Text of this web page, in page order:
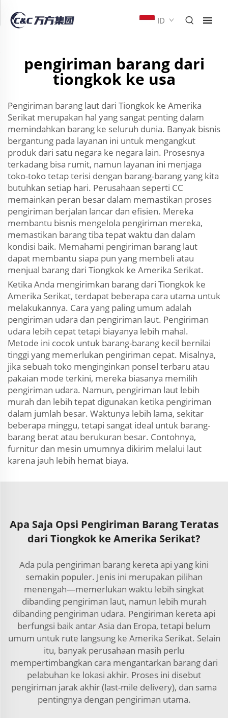
ID
pengiriman barang dari
tiongkok ke usa
Pengiriman barang laut dari Tiongkok ke Amerika
Serikat merupakan hal yang sangat penting dalam
memindahkan barang ke seluruh dunia. Banyak bisnis
bergantung pada layanan ini untuk mengangkut
produk dari satu negara ke negara lain. Prosesnya
terkadang bisa rumit, namun layanan ini menjaga
toko-toko tetap terisi dengan barang-barang yang kita
butuhkan setiap hari. Perusahaan seperti CC
memainkan peran besar dalam memastikan proses
pengiriman berjalan lancar dan efisien. Mereka
membantu bisnis mengelola pengiriman mereka,
memastikan barang tiba tepat waktu dan dalam
kondisi baik. Memahami pengiriman barang laut
dapat membantu siapa pun yang membeli atau
menjual barang dari Tiongkok ke Amerika Serikat.
Ketika Anda mengirimkan barang dari Tiongkok ke
Amerika Serikat, terdapat beberapa cara utama untuk
melakukannya. Cara yang paling umum adalah
pengiriman udara dan pengiriman laut. Pengiriman
udara lebih cepat tetapi biayanya lebih mahal.
Metode ini cocok untuk barang-barang kecil bernilai
tinggi yang memerlukan pengiriman cepat. Misalnya,
jika sebuah toko menginginkan ponsel terbaru atau
pakaian mode terkini, mereka biasanya memilih
pengiriman udara. Namun, pengiriman laut lebih
murah dan lebih tepat digunakan ketika pengiriman
dalam jumlah besar. Waktunya lebih lama, sekitar
beberapa minggu, tetapi sangat ideal untuk barang-
barang berat atau berukuran besar. Contohnya,
furnitur dan mesin umumnya dikirim melalui laut
karena jauh lebih hemat biaya.
Apa Saja Opsi Pengiriman Barang Teratas
dari Tiongkok ke Amerika Serikat?
Ada pula pengiriman barang kereta api yang kini
semakin populer. Jenis ini merupakan pilihan
menengah—memerlukan waktu lebih singkat
dibanding pengiriman laut, namun lebih murah
dibanding pengiriman udara. Pengiriman kereta api
berfungsi baik antar Asia dan Eropa, tetapi belum
umum untuk rute langsung ke Amerika Serikat. Selain
itu, banyak perusahaan masih perlu
mempertimbangkan cara mengantarkan barang dari
pelabuhan ke lokasi akhir. Proses ini disebut
pengiriman jarak akhir (last-mile delivery), dan sama
pentingnya dengan pengiriman utama.